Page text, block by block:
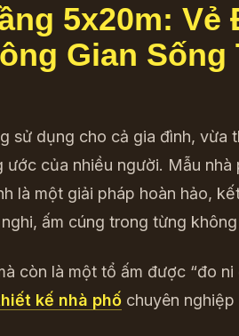
5x20m: Vẻ
Gian Sống
sử dụng cho cả gia đình, vừa
của nhiều người. Mẫu nhà
là một giải pháp hoàn hảo,
ấm cúng trong từng
còn là một tổ ấm được “đo ni
kế nhà phố chuyên